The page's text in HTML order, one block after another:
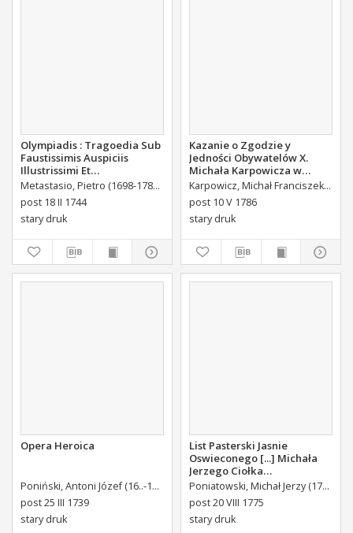
Olympiadis : Tragoedia Sub
Faustissimis Auspiciis
Illustrissimi Et
Eccellentissimi Comitis De
Brühl Liberi Baronis de
Forste & de Pfoerthen [...]
Metastasio, Pietro (1698-1782) Portalupi, Antoni Maria (1713-1791) Tł.
post 18 II 1744
stary druk
Kazanie o Zgodzie y
Jedności Obywatelów X.
Michała Karpowicza w
Uroczystosc Imienin [...]
Stanisława Augusta Krola
Miane [...].
Karpowicz, Michał Franciszek (1744-1803)
post 10 V 1786
stary druk
Opera Heroica
Poniński, Antoni Józef (16..-1742). Królikiewicz, Jan Maksymilian. Wyd.
post 25 III 1739
stary druk
List Pasterski Jasnie
Oswieconego [...] Michała
Jerzego Ciołka
Poniatowskiego Biskupa
Płockiego Xiązęcia
Pułtuskiego [...] Do Oboyga
Stanu Tak Duchownego,
Poniatowski, Michał Jerzy (1736-1794)
post 20 VIII 1775
stary druk